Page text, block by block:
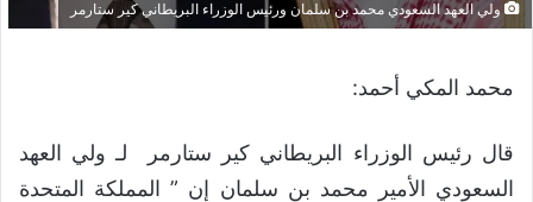
ولي العهد السعودي محمد بن سلمان ورئيس الوزراء البريطاني كير ستارمر
محمد المكي أحمد:
قال رئيس الوزراء البريطاني كير ستارمر لـ ولي العهد
السعودي الأمير محمد بن سلمان إن ” المملكة المتحدة